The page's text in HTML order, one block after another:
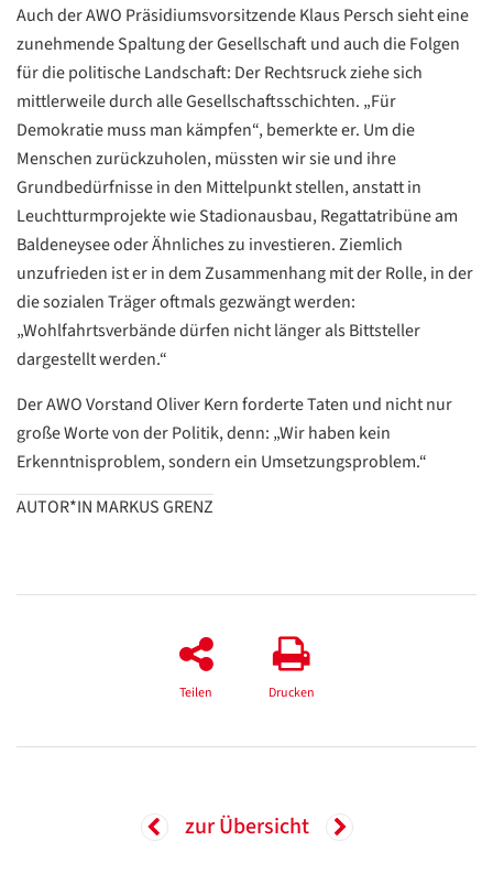
Auch der AWO Präsidiumsvorsitzende Klaus Persch sieht eine
zunehmende Spaltung der Gesellschaft und auch die Folgen
für die politische Landschaft: Der Rechtsruck ziehe sich
mittlerweile durch alle Gesellschaftsschichten. „Für
Demokratie muss man kämpfen“, bemerkte er. Um die
Menschen zurückzuholen, müssten wir sie und ihre
Grundbedürfnisse in den Mittelpunkt stellen, anstatt in
Leuchtturmprojekte wie Stadionausbau, Regattatribüne am
Baldeneysee oder Ähnliches zu investieren. Ziemlich
unzufrieden ist er in dem Zusammenhang mit der Rolle, in der
die sozialen Träger oftmals gezwängt werden:
„Wohlfahrtsverbände dürfen nicht länger als Bittsteller
dargestellt werden.“
Der AWO Vorstand Oliver Kern forderte Taten und nicht nur
große Worte von der Politik, denn: „Wir haben kein
Erkenntnisproblem, sondern ein Umsetzungsproblem.“
AUTOR*IN MARKUS GRENZ
Teilen Drucken
zur Übersicht